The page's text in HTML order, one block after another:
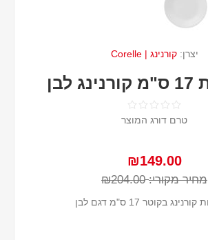
יצרן: קורנינג | Corelle
טרם דורג המוצר
₪149.00
מחיר מקורי: ₪204.00